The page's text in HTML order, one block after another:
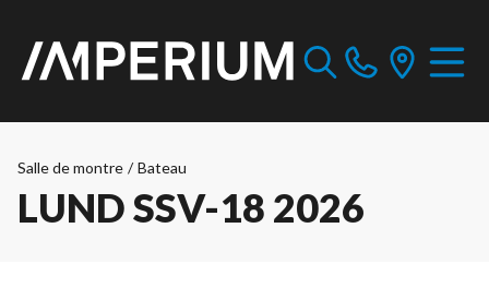
Salle de montre / Bateau
LUND SSV-18 2026